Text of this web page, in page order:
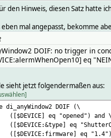
den Hinweis, diesen Satz hatte
eben mal angepasst, bekomme
DOIF: no trigger in
eq
sieht jetzt folgendermaßen aus:
di_anyWindow2 DOIF (\
([$DEVICE] eq "opened") and \
([$DEVICE:&type] eq
([$DEVICE:firmware] eq